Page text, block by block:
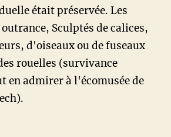
était préservée. Les
Sculptés de calices,
d'oiseaux ou de fuseaux
rouelles (survivance
en admirer à l'écomusée de